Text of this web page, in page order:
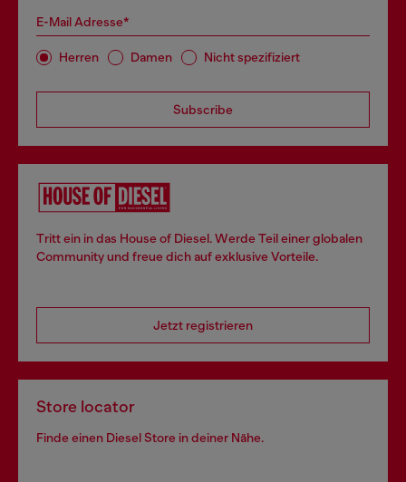
E-Mail Adresse*
Herren Damen Nicht spezifiziert
Subscribe
Tritt ein in das House of Diesel. Werde Teil einer globalen
Community und freue dich auf exklusive Vorteile.
Jetzt registrieren
Store locator
Finde einen Diesel Store in deiner Nähe.